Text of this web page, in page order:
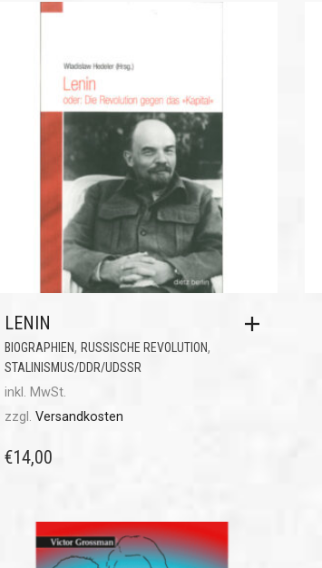
LENIN
BIOGRAPHIEN, RUSSISCHE REVOLUTION,
STALINISMUS/DDR/UDSSR
inkl. MwSt.
zzgl. Versandkosten
€14,00